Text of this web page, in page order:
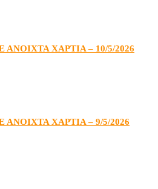
ΧΑΡΤΙΑ – 10/5/2026
ΧΑΡΤΙΑ – 9/5/2026